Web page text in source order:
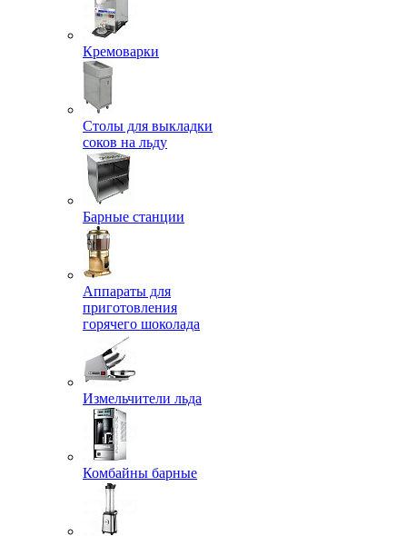
Кремоварки
Столы для выкладки
соков на льду
Барные станции
Аппараты для
приготовления
горячего шоколада
Измельчители льда
Комбайны барные